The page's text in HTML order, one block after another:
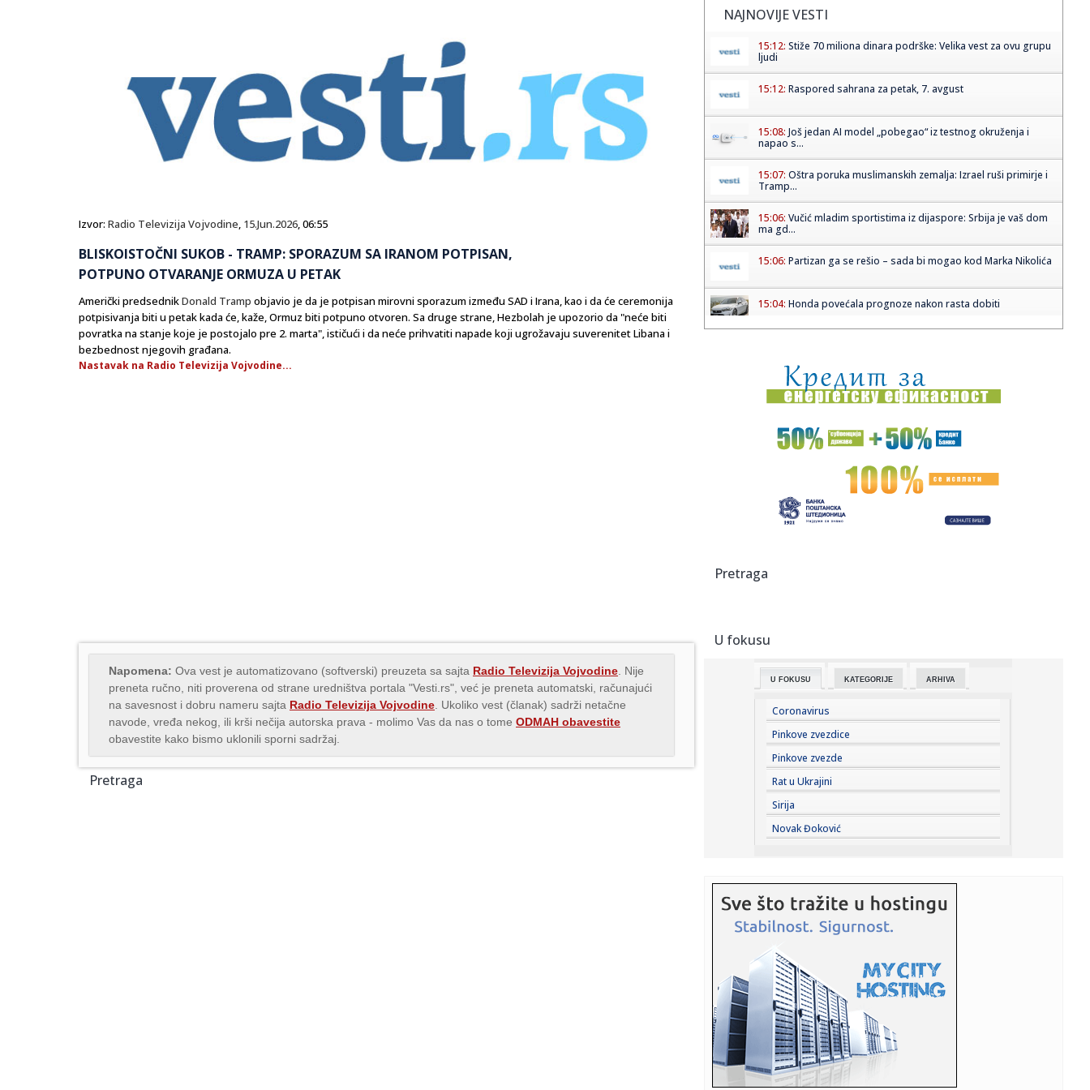
Izvor: Radio Televizija Vojvodine, 15.Jun.2026, 06:55
BLISKOISTOČNI SUKOB - TRAMP: SPORAZUM SA IRANOM POTPISAN,
POTPUNO OTVARANJE ORMUZA U PETAK
Američki predsednikDonald Tramp objavio je da je potpisan mirovni sporazum između SAD i Irana, kao i da će ceremonija
potpisivanja biti u petak kada će, kaže, Ormuz biti potpuno otvoren. Sa druge strane, Hezbolah je upozorio da "neće biti
povratka na stanje koje je postojalo pre 2. marta", ističući i da neće prihvatiti napade koji ugrožavaju suverenitet Libana i
bezbednost njegovih građana.
Nastavak na Radio Televizija Vojvodine...
Napomena: Ova vest je automatizovano (softverski) preuzeta sa sajta Radio Televizija Vojvodine . Nije
preneta ručno, niti proverena od strane uredništva portala "Vesti.rs", već je preneta automatski, računajući
na savesnost i dobru nameru sajta Radio Televizija Vojvodine . Ukoliko vest (članak) sadrži netačne
navode, vređa nekog, ili krši nečija autorska prava - molimo Vas da nas o tome ODMAH obavestite
obavestite kako bismo uklonili sporni sadržaj.
Pretraga
NAJNOVIJE VESTI
15:12: Stiže 70 miliona dinara podrške: Velika vest za ovu grupu
ljudi
15:12: Raspored sahrana za petak, 7. avgust
15:08: Još jedan AI model „pobegao“ iz testnog okruženja i
napao s...
15:07: Oštra poruka muslimanskih zemalja: Izrael ruši primirje i
Tramp...
15:06: Vučić mladim sportistima iz dijaspore: Srbija je vaš dom
ma gd...
15:06: Partizan ga se rešio – sada bi mogao kod Marka Nikolića
15:04: Honda povećala prognoze nakon rasta dobiti
15:00:Мањак овог витамина може да ослаби ...
15:01:Pet novih filmova na "Netflixu" koji će obilježiti kraj ljeta (...
Italijani pomjerili granice: Stigao novi Ferrari (VIDEO)
15:01:Google gasi Assistant: Korisnike čeka velika promjena
15:01:
15:01: Skoro 10.000 besplatno legalizovanih objekata u Banjaluci
15:01:Lijepa Ruskinja, čije je tijelo pronađeno u koferu, kremirana
u...
15:01:KK Orlovi traži veću podršku, Grad Banjaluka iznio podatke
o f...
15:01:Novi TikTok snimci povezani s "Faraonom" iz Srbije:
Roditelji zab...
15:01: Vrućine u stanu: Koji klima-uređaj je najbolji izbor?
15:01:
15:01:Carukjan saznao ime novog protivnika poslije velikog
obrta
15:01:Otkriveno kada stiže novi Džejms Bond: Dva glumca u
najužem iz...
15:00:Srbija se usijala: Sombor gori na 40 stepeni, a evo gde se
Pretraga
U fokusu
U FOKUSU KATEGORIJE ARHIVA
Coronavirus
Pinkove zvezdice
Pinkove zvezde
Rat u Ukrajini
Sirija
Novak Đoković